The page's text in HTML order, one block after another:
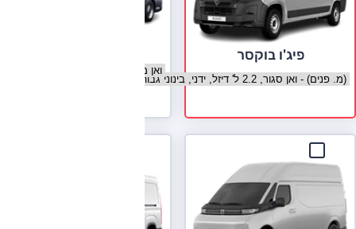
פיג'ו בוקסר
בחר גרסה פיג'ו בוקסר
בחר גרסה מאן TGE